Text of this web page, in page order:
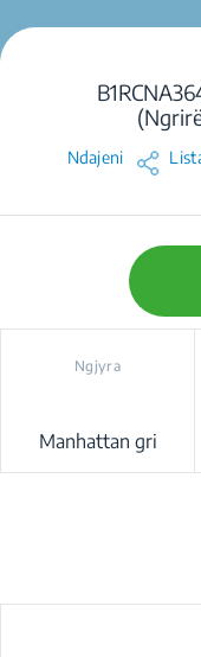
Ndajeni
Ngjyra
Manhattan gri